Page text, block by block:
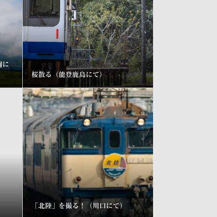
に
桜散る（能登鹿島にて）
「北陸」を撮る！（川口にて）